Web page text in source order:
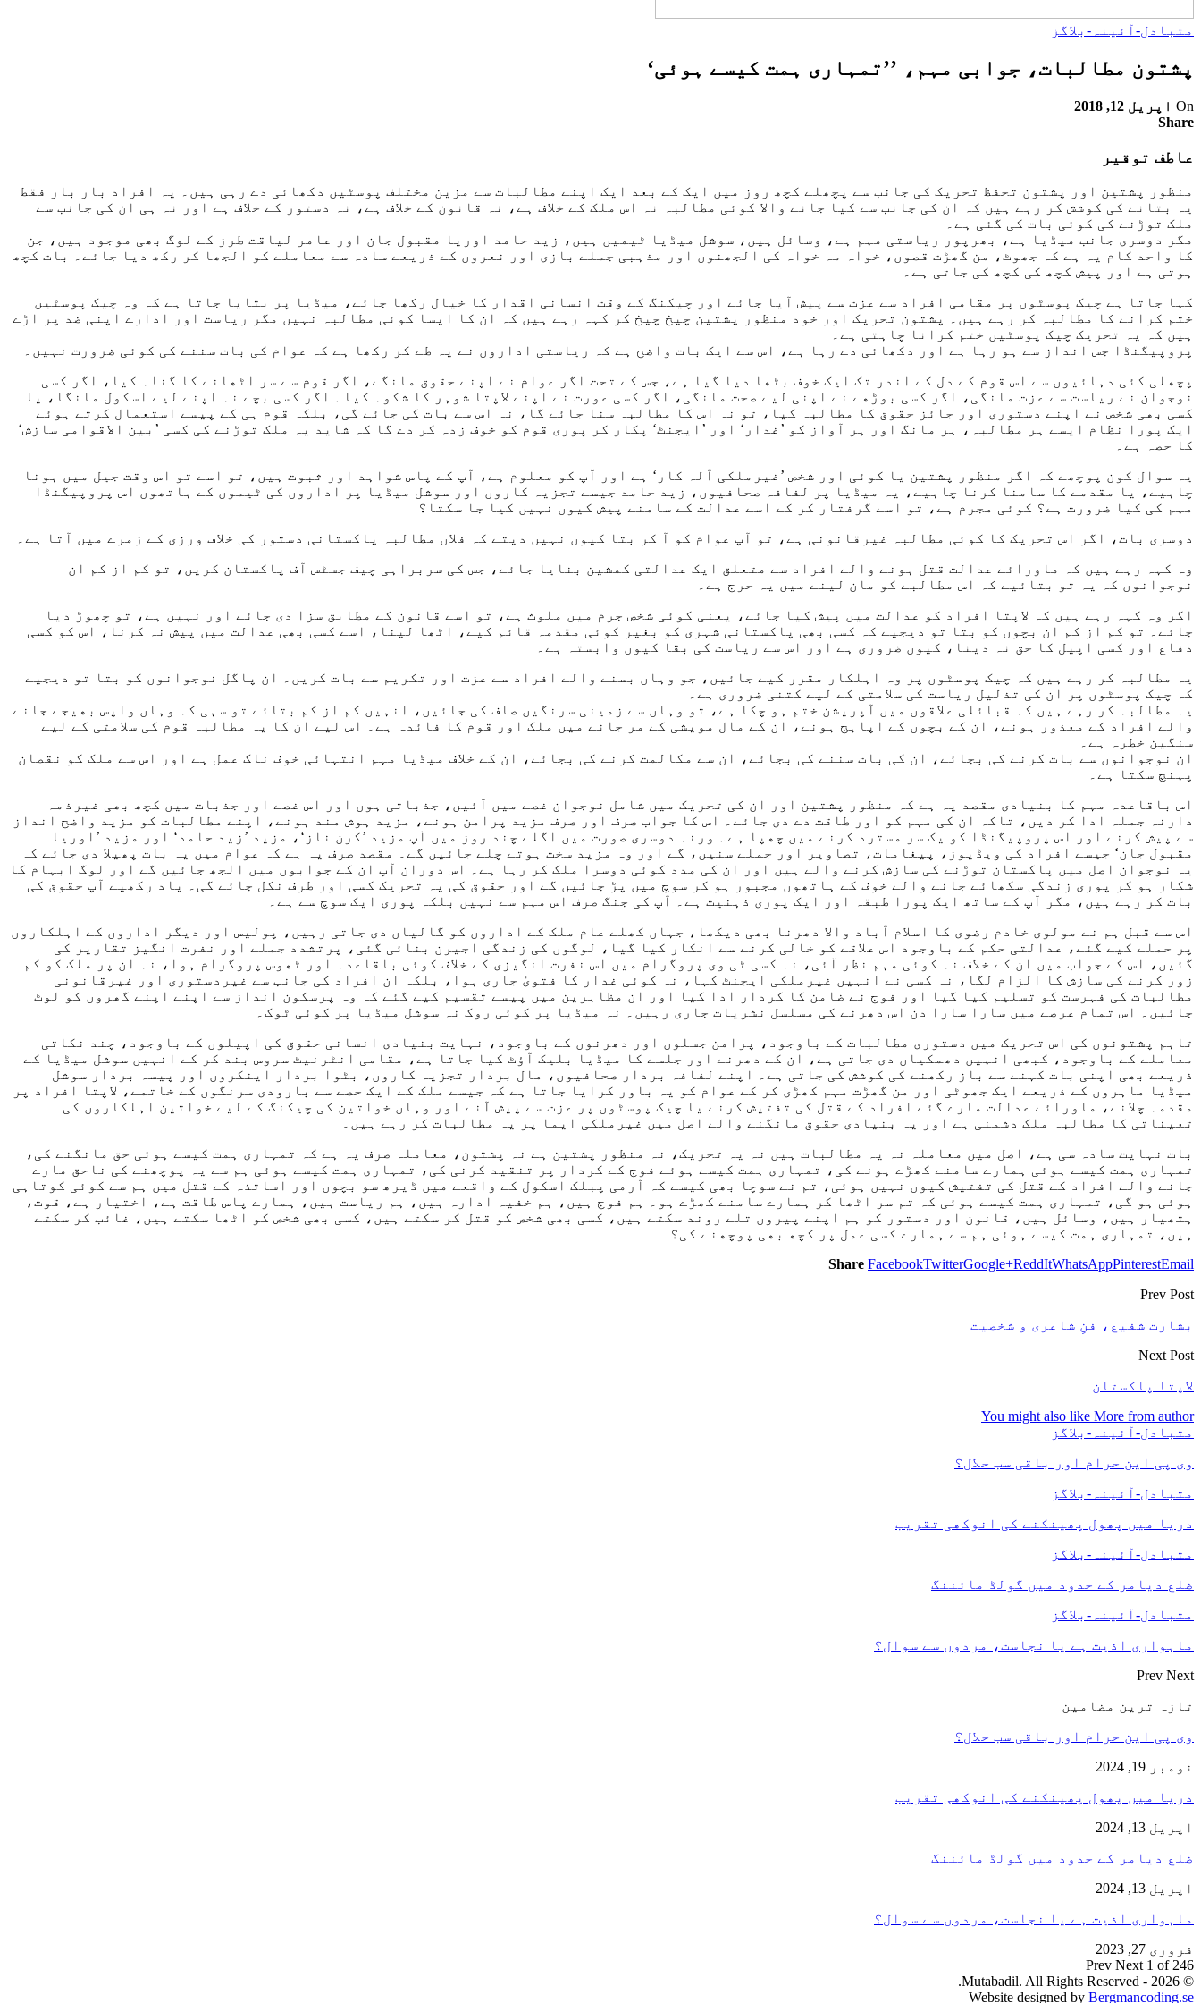
متبادل-آئینہ-بلاگز
پشتون مطالبات، جوابی مہم، ’’تمہاری ہمت کیسے ہوئی‘
On اپریل 12, 2018
Share
عاطف توقیر
منظور پشتین اور پشتون تحفظ تحریک کی جانب سے پچھلے کچھ روز میں ایک کے بعد ایک اپنے مطالبات سے مزین مختلف پوسٹیں دکھائی دے رہی ہیں۔ یہ افراد بار بار فقط
یہ بتانے کی کوشش کر رہے ہیں کہ ان کی جانب سے کیا جانے والا کوئی مطالبہ نہ اس ملک کے خلاف ہے، نہ قانون کے خلاف ہے، نہ دستور کے خلاف ہے اور نہ ہی ان کی جانب سے
ملک توڑنے کی کوئی بات کی گئی ہے۔
مگر دوسری جانب میڈیا ہے، بھرپور ریاستی مہم ہے، وسائل ہیں، سوشل میڈیا ٹیمیں ہیں، زید حامد اوریا مقبول جان اور عامر لیاقت طرز کے لوگ بھی موجود ہیں، جن
کا واحد کام یہ ہے کہ جھوٹ، من گھڑت قصوں، خواہ مہ خواہ کی الجھنوں اور مذہبی جملے بازی اور نعروں کے ذریعے سادہ سے معاملے کو الجھا کر رکھ دیا جائے۔ بات کچھ
ہوتی ہے اور پیش کچھ کی کچھ کی جاتی ہے۔
کہا جاتا ہے چیک پوسٹوں پر مقامی افراد سے عزت سے پیش آیا جائے اور چیکنگ کے وقت انسانی اقدار کا خیال رکھا جائے، میڈیا پر بتایا جاتا ہے کہ وہ چیک پوسٹیں
ختم کرانے کا مطالبہ کر رہے ہیں۔ پشتون تحریک اور خود منظور پشتین چیخ چیخ کر کہہ رہے ہیں کہ ان کا ایسا کوئی مطالبہ نہیں مگر ریاست اور ادارے اپنی ضد پر اڑے
ہیں کہ یہ تحریک چیک پوسٹیں ختم کرانا چاہتی ہے۔
پروپیگنڈا جس انداز سے ہو رہا ہے اور دکھائی دے رہا ہے، اس سے ایک بات واضح ہے کہ ریاستی اداروں نے یہ طے کر رکھا ہے کہ عوام کی بات سننے کی کوئی ضرورت نہیں۔
پچھلی کئی دہائیوں سے اس قوم کے دل کے اندر تک ایک خوف بٹھا دیا گیا ہے، جس کے تحت اگر عوام نے اپنے حقوق مانگے، اگر قوم سے سر اٹھانے کا گناہ کیا، اگر کسی
نوجوان نے ریاست سے عزت مانگی، اگر کسی بوڑھے نے اپنی لیے صحت مانگی، اگر کسی عورت نے اپنے لاپتا شوہر کا شکوہ کیا۔ اگر کسی بچے نہ اپنے لیے اسکول مانگا، یا
کسی بھی شخص نے اپنے دستوری اور جائز حقوق کا مطالبہ کیا، تو نہ اس کا مطالبہ سنا جائے گا، نہ اس سے بات کی جائے گی، بلکہ قوم ہی کے پیسے استعمال کرتے ہوئے
ایک پورا نظام ایسے ہر مطالبہ، ہر مانگ اور ہر آواز کو ’غدار‘ اور ’ایجنٹ‘ پکار کر پوری قوم کو خوف زدہ کر دے گا کہ شاید یہ ملک توڑنے کی کسی ’بین الاقوامی سازش‘
کا حصہ ہے۔
یہ سوال کون پوچھے کہ اگر منظور پشتین یا کوئی اور شخص ’غیرملکی آلہ کار‘ ہے اور آپ کو معلوم ہے، آپ کے پاس شواہد اور ثبوت ہیں، تو اسے تو اس وقت جیل میں ہونا
چاہیے، یا مقدمے کا سامنا کرنا چاہیے، یہ میڈیا پر لفافہ صحافیوں، زید حامد جیسے تجزیہ کاروں اور سوشل میڈیا پر اداروں کی ٹیموں کے ہاتھوں اس پروپیگنڈا
مہم کی کیا ضرورت ہے؟ کوئی مجرم ہے، تو اسے گرفتار کر کے اسے عدالت کے سامنے پیش کیوں نہیں کیا جا سکتا؟
دوسری بات، اگر اس تحریک کا کوئی مطالبہ غیرقانونی ہے، تو آپ عوام کو آ کر بتا کیوں نہیں دیتے کہ فلاں مطالبہ پاکستانی دستور کی خلاف ورزی کے زمرے میں آتا ہے۔
وہ کہہ رہے ہیں کہ ماورائے عدالت قتل ہونے والے افراد سے متعلق ایک عدالتی کمشین بنایا جائے، جس کی سربراہی چیف جسٹس آف پاکستان کریں، تو کم از کم ان
نوجوانوں کہ یہ تو بتائیے کہ اس مطالبے کو مان لینے میں یہ حرج ہے۔
اگر وہ کہہ رہے ہیں کہ لاپتا افراد کو عدالت میں پیش کیا جائے، یعنی کوئی شخص جرم میں ملوث ہے، تو اسے قانون کے مطابق سزا دی جائے اور نہیں ہے، تو چھوڑ دیا
جائے۔ تو کم از کم ان بچوں کو بتا تو دیجیے کہ کسی بھی پاکستانی شہری کو بغیر کوئی مقدمہ قائم کیے، اٹھا لینا، اسے کسی بھی عدالت میں پیش نہ کرنا، اس کو کسی
دفاع اور کسی اپیل کا حق نہ دینا، کیوں ضروری ہے اور اس سے ریاست کی بقا کیوں وابستہ ہے۔
یہ مطالبہ کر رہے ہیں کہ چیک پوسٹوں پر وہ اہلکار مقرر کیے جائیں، جو وہاں بسنے والے افراد سے عزت اور تکریم سے بات کریں۔ ان پاگل نوجوانوں کو بتا تو دیجیے
کہ چیک پوسٹوں پر ان کی تذلیل ریاست کی سلامتی کے لیے کتنی ضروری ہے۔
یہ مطالبہ کر رہے ہیں کہ قبائلی علاقوں میں آپریشن ختم ہو چکا ہے، تو وہاں سے زمینی سرنگیں صاف کی جائیں، انہیں کم از کم بتائے تو سہی کہ وہاں واپس بھیجے جانے
والے افراد کے معذور ہونے، ان کے بچوں کے اپاہج ہونے، ان کے مال مویشی کے مر جانے میں ملک اور قوم کا فائدہ ہے۔ اس لیے ان کا یہ مطالبہ قوم کی سلامتی کے لیے
سنگین خطرہ ہے۔
ان نوجوانوں سے بات کرنے کی بجائے، ان کی بات سننے کی بجائے، ان سے مکالمت کرنے کی بجائے، ان کے خلاف میڈیا مہم انتہائی خوف ناک عمل ہے اور اس سے ملک کو نقصان
پہنچ سکتا ہے۔
اس باقاعدہ مہم کا بنیادی مقصد یہ ہے کہ منظور پشتین اور ان کی تحریک میں شامل نوجوان غصے میں آئیں، جذباتی ہوں اور اس غصے اور جذبات میں کچھ بھی غیرذمہ
دارنہ جملہ ادا کر دیں، تاکہ ان کی مہم کو اور طاقت دے دی جائے۔ اس کا جواب صرف اور صرف مزید پرامن ہونے، مزید ہوش مند ہونے، اپنے مطالبات کو مزید واضح انداز
سے پیش کرنے اور اس پروپیگنڈا کو یک سر مسترد کرنے میں چھپا ہے۔ ورنہ دوسری صورت میں اگلے چند روز میں آپ مزید ’کرن ناز‘، مزید ’زید حامد‘ اور مزید ’اوریا
مقبول جان‘ جیسے افراد کی ویڈیوز، پیغامات، تصاویر اور جملے سنیں، گے اور وہ مزید سخت ہوتے چلے جائیں گے۔ مقصد صرف یہ ہے کہ عوام میں یہ بات پھیلا دی جائے کہ
یہ نوجوان اصل میں پاکستان توڑنے کی سازش کرنے والے ہیں اور ان کی مدد کوئی دوسرا ملک کر رہا ہے۔ اس دوران آپ ان کے جوابوں میں الجھ جائیں گے اور لوگ ابہام کا
شکار ہو کر پوری زندگی سکھائے جانے والے خوف کے ہاتھوں مجبور ہو کر سوچ میں پڑ جائیں گے اور حقوق کی یہ تحریک کسی اور طرف نکل جائے گی۔ یاد رکھیے آپ حقوق کی
بات کر رہے ہیں، مگر آپ کے ساتھ ایک پورا طبقہ اور ایک پوری ذہنیت ہے۔ آپ کی جنگ صرف اس مہم سے نہیں بلکہ پوری ایک سوچ سے ہے۔
اس سے قبل ہم نے مولوی خادم رضوی کا اسلام آباد والا دھرنا بھی دیکھا، جہاں کھلے عام ملک کے اداروں کو گالیاں دی جاتی رہیں، پولیس اور دیگر اداروں کے اہلکاروں
پر حملے کیے گئے، عدالتی حکم کے باوجود اس علاقے کو خالی کرنے سے انکار کیا گیا، لوگوں کی زندگی اجیرن بنائی گئی، پرتشدد جملے اور نفرت انگیز تقاریر کی
گئیں، اس کے جواب میں ان کے خلاف نہ کوئی مہم نظر آئی، نہ کسی ٹی وی پروگرام میں اس نفرت انگیزی کے خلاف کوئی باقاعدہ اور ٹھوس پروگرام ہوا، نہ ان پر ملک کو کم
زور کرنے کی سازش کا الزام لگا، نہ کسی نے انہیں غیرملکی ایجنٹ کہا، نہ کوئی غدار کا فتویٰ جاری ہوا، بلکہ ان افراد کی جانب سے غیردستوری اور غیرقانونی
مطالبات کی فہرست کو تسلیم کیا گیا اور فوج نے ضامن کا کردار ادا کیا اور ان مظاہرین میں پیسے تقسیم کیے گئے کہ وہ پرسکون انداز سے اپنے اپنے گھروں کو لوٹ
جائیں۔ اس تمام عرصے میں سارا سارا دن اس دھرنے کی مسلسل نشریات جاری رہیں۔ نہ میڈیا پر کوئی روک نہ سوشل میڈیا پر کوئی ٹوک۔
تاہم پشتونوں کی اس تحریک میں دستوری مطالبات کے باوجود، پرامن جسلوں اور دھرنوں کے باوجود، نہایت بنیادی انسانی حقوق کی اپیلوں کے باوجود، چند نکاتی
معاملے کے باوجود، کبھی انہیں دھمکیاں دی جاتی ہے، ان کے دھرنے اور جلسے کا میڈیا بلیک آؤٹ کیا جاتا ہے، مقامی انٹرنیٹ سروس بند کر کے انہیں سوشل میڈیا کے
ذریعے بھی اپنی بات کہنے سے باز رکھنے کی کوشش کی جاتی ہے۔ اپنے لفافہ بردار صحافیوں، مال بردار تجزیہ کاروں، بٹوا بردار اینکروں اور پیسہ بردار سوشل
میڈیا ماہروں کے ذریعے ایک جھوٹی اور من گھڑت مہم کھڑی کر کے عوام کو یہ باور کرایا جاتا ہے کہ جیسے ملک کے ایک حصے سے بارودی سرنگوں کے خاتمے، لاپتا افراد پر
مقدمہ چلانے، ماورائے عدالت مارے گئے افراد کے قتل کی تفتیش کرنے یا چیک پوسٹوں پر عزت سے پیش آنے اور وہاں خواتین کی چیکنگ کے لیے خواتین اہلکاروں کی
تعیناتی کا مطالبہ ملک دشمنی ہے اور یہ بنیادی حقوق مانگنے والے اصل میں غیرملکی ایما پر یہ مطالبات کر رہے ہیں۔
بات نہایت سادہ سی ہے، اصل میں معاملہ نہ یہ مطالبات ہیں نہ یہ تحریک، نہ منظور پشتین ہے نہ پشتون، معاملہ صرف یہ ہے کہ تمہاری ہمت کیسے ہوئی حق مانگنے کی،
تمہاری ہمت کیسے ہوئی ہمارے سامنے کھڑے ہونے کی، تمہاری ہمت کیسے ہوئے فوج کے کردار پر تنقید کرنی کی، تمہاری ہمت کیسے ہوئی ہم سے یہ پوچھنے کی ناحق مارے
جانے والے افراد کے قتل کی تفتیش کیوں نہیں ہوئی، تم نے سوچا بھی کیسے کہ آرمی پبلک اسکول کے واقعے میں ڈیرھ سو بچوں اور اساتذہ کے قتل میں ہم سے کوئی کوتاہی
ہوئی ہو گی، تمہاری ہمت کیسے ہوئی کہ تم سر اٹھا کر ہمارے سامنے کھڑے ہو۔ ہم فوج ہیں، ہم خفیہ ادارہ ہیں، ہم ریاست ہیں، ہمارے پاس طاقت ہے، اختیار ہے، قوت،
ہتھیار ہیں، وسائل ہیں، قانون اور دستور کو ہم اپنے پیروں تلے روند سکتے ہیں، کسی بھی شخص کو قتل کر سکتے ہیں، کسی بھی شخص کو اٹھا سکتے ہیں، غائب کر سکتے
ہیں، تمہاری ہمت کیسے ہوئی ہم سے ہمارے کسی عمل پر کچھ بھی پوچھنے کی؟
Share FacebookTwitterGoogle+ReddItWhatsAppPinterestEmail
Prev Post
بشارت شفیع، فنِ شاعری و شخصیت
Next Post
لاپتا پاکستان
You might also like More from author
متبادل-آئینہ-بلاگز
وی پی این حرام اور باقی سب حلال؟
متبادل-آئینہ-بلاگز
دریا میں پھول پھینکنے کی انوکھی تقریب
متبادل-آئینہ-بلاگز
ضلع دیامر کے حدود میں گولڈ مائننگ
متبادل-آئینہ-بلاگز
ماہواری اذیت ہے یا نجاست، مردوں سے سوال؟
Prev Next
تازہ ترین مضامین
وی پی این حرام اور باقی سب حلال؟
نومبر 19, 2024
دریا میں پھول پھینکنے کی انوکھی تقریب
اپریل 13, 2024
ضلع دیامر کے حدود میں گولڈ مائننگ
اپریل 13, 2024
ماہواری اذیت ہے یا نجاست، مردوں سے سوال؟
فروری 27, 2023
Prev Next 1 of 246
© 2026 - Mutabadil. All Rights Reserved.
Website designed by Bergmancoding.se